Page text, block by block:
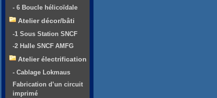
- 6 Boucle hélicoïdale
Atelier décor/bâti
-1 Sous Station SNCF
-2 Halle SNCF AMFG
Atelier électrification
- Cablage Lokmaus
Fabrication d’un circuit
imprimé